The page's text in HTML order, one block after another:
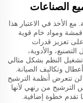
الصناعات
الأخذ في الاعتبار هذا
ومواد خام قوية
تعزيز قدرات
والأدوية،
النظم بشكل مثالي
وتكاليف الصيانة.
تتعرض أنظمة الترشيح
الترشيح من رنهي لأنها
تقدم خطوة إضافية.